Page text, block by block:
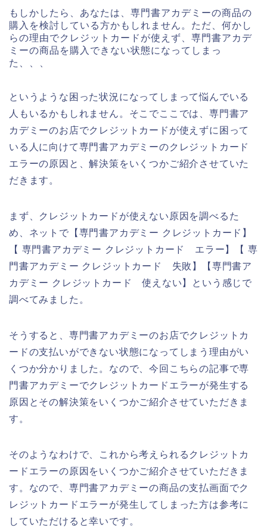
もしかしたら、あなたは、専門書アカデミーの商品の
購入を検討している方かもしれません。ただ、何かし
らの理由でクレジットカードが使えず、専門書アカデ
ミーの商品を購入できない状態になってしまっ
た、、、
というような困った状況になってしまって悩んでいる
人もいるかもしれません。そこでここでは、専門書ア
カデミーのお店でクレジットカードが使えずに困って
いる人に向けて専門書アカデミーのクレジットカード
エラーの原因と、解決策をいくつかご紹介させていた
だきます。
まず、クレジットカードが使えない原因を調べるた
め、ネットで【専門書アカデミー クレジットカード】
【 専門書アカデミー クレジットカード エラー】【 専
門書アカデミー クレジットカード 失敗】【専門書ア
カデミー クレジットカード 使えない】という感じで
調べてみました。
そうすると、専門書アカデミーのお店でクレジットカ
ードの支払いができない状態になってしまう理由がい
くつか分かりました。なので、今回こちらの記事で専
門書アカデミーでクレジットカードエラーが発生する
原因とその解決策をいくつかご紹介させていただきま
す。
そのようなわけで、これから考えられるクレジットカ
ードエラーの原因をいくつかご紹介させていただきま
す。なので、専門書アカデミーの商品の支払画面でク
レジットカードエラーが発生してしまった方は参考に
していただけると幸いです。